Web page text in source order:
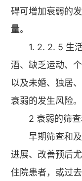
碍可增加衰弱的
量。
1. 2. 2. 5 生
酒、缺乏运动、
以及未婚、独居
衰弱的发生风险。
2 衰弱的筛
早期筛查和
进展、改善预后
住院患者，或过